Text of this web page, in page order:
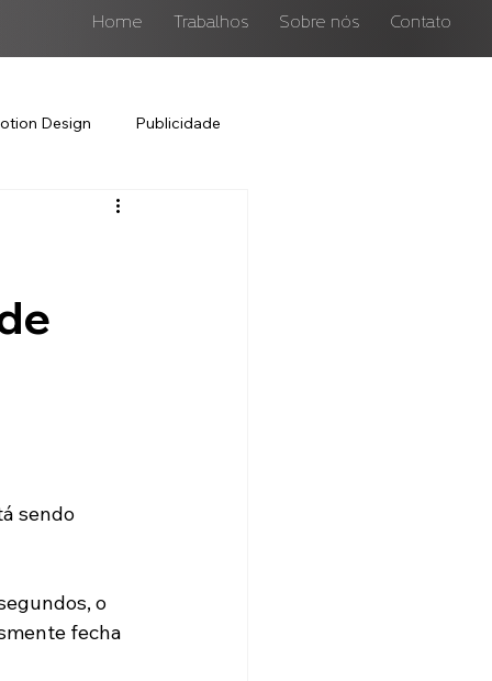
Home Trabalhos Sobre nós Contato
Design Publicidade
sendo
o
fecha